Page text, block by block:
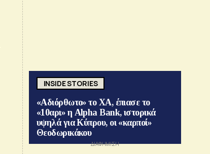
INSIDE STORIES
«Αδιόρθωτο» το ΧΑ, έπιασε το
«10αρι» η Alpha Bank, ιστορικά
υψηλά για Κύπρου, οι «καρποί»
Θεοδωρικάκου